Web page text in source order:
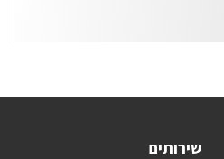
שירותים